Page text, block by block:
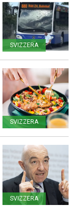
SVIZZERA
SVIZZERA
SVIZZERA